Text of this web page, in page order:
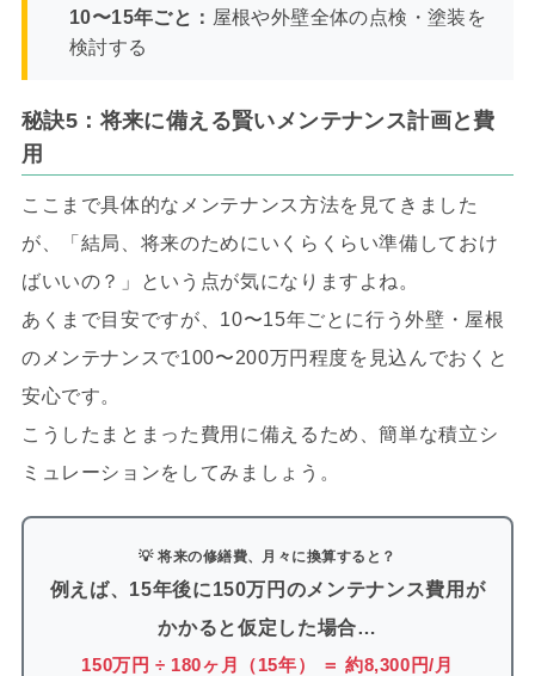
10〜15年ごと： 屋根や外壁全体の点検・塗装を
検討する
秘訣5：将来に備える賢いメンテナンス計画と費
用
ここまで具体的なメンテナンス方法を見てきました
が、「結局、将来のためにいくらくらい準備しておけ
ばいいの？」という点が気になりますよね。
あくまで目安ですが、10〜15年ごとに行う外壁・屋根
のメンテナンスで100〜200万円程度を見込んでおくと
安心です。
こうしたまとまった費用に備えるため、簡単な積立シ
ミュレーションをしてみましょう。
💡 将来の修繕費、月々に換算すると？
例えば、15年後に150万円のメンテナンス費用が
かかると仮定した場合…
150万円 ÷ 180ヶ月（15年） ＝ 約8,300円/月